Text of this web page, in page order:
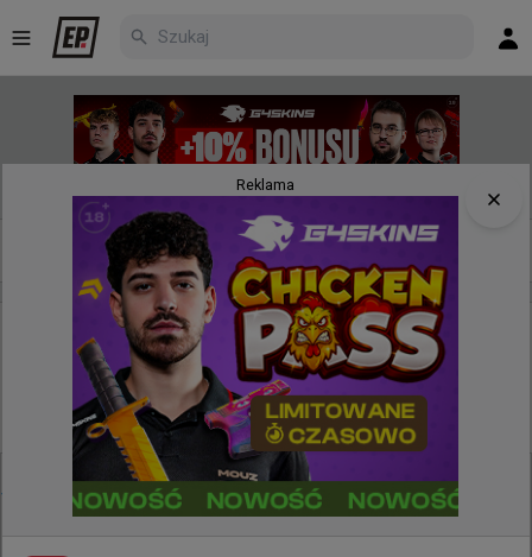
Nowe Najpopularniejsze
30 minut temu
Trav o lanowych kwalifikacjach do EWC: Jedno z
najbardziej ambitnych wydarzeń w nowoczesnym
@TravCS
Reklama